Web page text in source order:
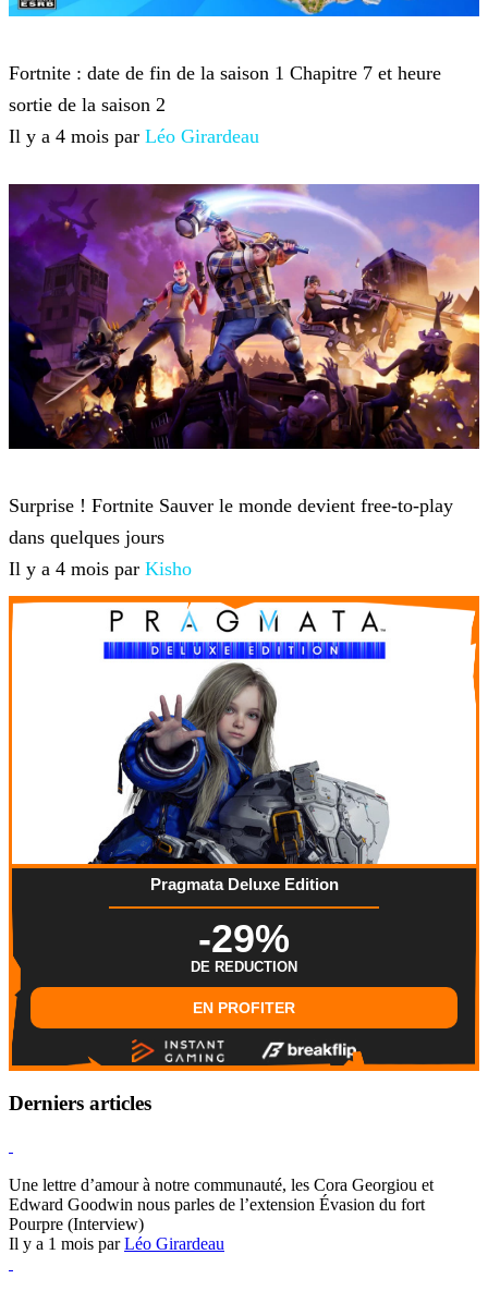
Fortnite : date de fin de la saison 1 Chapitre 7 et heure
sortie de la saison 2
Il y a 4 mois par Léo Girardeau
Surprise ! Fortnite Sauver le monde devient free-to-play
dans quelques jours
Il y a 4 mois par Kisho
Pragmata Deluxe Edition
-29%
DE REDUCTION
EN PROFITER
Derniers articles
Une lettre d’amour à notre communauté, les Cora Georgiou et
Edward Goodwin nous parles de l’extension Évasion du fort
Pourpre (Interview)
Il y a 1 mois parLéo Girardeau